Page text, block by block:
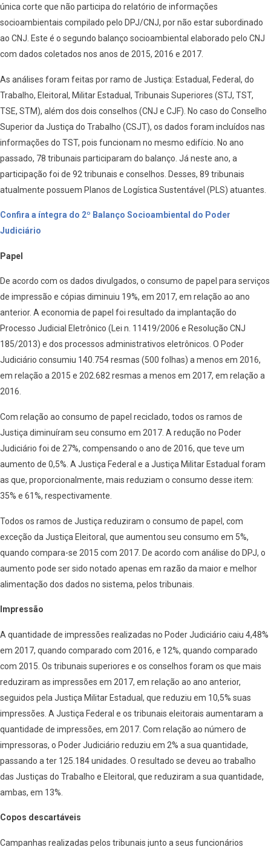
única corte que não participa do relatório de informações
socioambientais compilado pelo DPJ/CNJ, por não estar subordinado
ao CNJ. Este é o segundo balanço socioambiental elaborado pelo CNJ
com dados coletados nos anos de 2015, 2016 e 2017.
As análises foram feitas por ramo de Justiça: Estadual, Federal, do
Trabalho, Eleitoral, Militar Estadual, Tribunais Superiores (STJ, TST,
TSE, STM), além dos dois conselhos (CNJ e CJF). No caso do Conselho
Superior da Justiça do Trabalho (CSJT), os dados foram incluídos nas
informações do TST, pois funcionam no mesmo edifício. No ano
passado, 78 tribunais participaram do balanço. Já neste ano, a
participação foi de 92 tribunais e conselhos. Desses, 89 tribunais
atualmente possuem Planos de Logística Sustentável (PLS) atuantes.
Confira a íntegra do 2º Balanço Socioambiental do Poder
Judiciário
Papel
De acordo com os dados divulgados, o consumo de papel para serviços
de impressão e cópias diminuiu 19%, em 2017, em relação ao ano
anterior. A economia de papel foi resultado da implantação do
Processo Judicial Eletrônico (Lei n. 11419/2006 e Resolução CNJ
185/2013) e dos processos administrativos eletrônicos. O Poder
Judiciário consumiu 140.754 resmas (500 folhas) a menos em 2016,
em relação a 2015 e 202.682 resmas a menos em 2017, em relação a
2016.
Com relação ao consumo de papel reciclado, todos os ramos de
Justiça diminuíram seu consumo em 2017. A redução no Poder
Judiciário foi de 27%, compensando o ano de 2016, que teve um
aumento de 0,5%. A Justiça Federal e a Justiça Militar Estadual foram
as que, proporcionalmente, mais reduziam o consumo desse item:
35% e 61%, respectivamente.
Todos os ramos de Justiça reduziram o consumo de papel, com
exceção da Justiça Eleitoral, que aumentou seu consumo em 5%,
quando compara-se 2015 com 2017. De acordo com análise do DPJ, o
aumento pode ser sido notado apenas em razão da maior e melhor
alimentação dos dados no sistema, pelos tribunais.
Impressão
A quantidade de impressões realizadas no Poder Judiciário caiu 4,48%
em 2017, quando comparado com 2016, e 12%, quando comparado
com 2015. Os tribunais superiores e os conselhos foram os que mais
reduziram as impressões em 2017, em relação ao ano anterior,
seguidos pela Justiça Militar Estadual, que reduziu em 10,5% suas
impressões. A Justiça Federal e os tribunais eleitorais aumentaram a
quantidade de impressões, em 2017. Com relação ao número de
impressoras, o Poder Judiciário reduziu em 2% a sua quantidade,
passando a ter 125.184 unidades. O resultado se deveu ao trabalho
das Justiças do Trabalho e Eleitoral, que reduziram a sua quantidade,
ambas, em 13%.
Copos descartáveis
Campanhas realizadas pelos tribunais junto a seus funcionários